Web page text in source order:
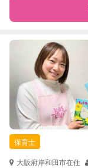
定期予約
お子様の撮影
（定期特典）
特徴 料金
サポートの特徴
資格
対応可能/特徴
保育士
大阪府岸和田市在住